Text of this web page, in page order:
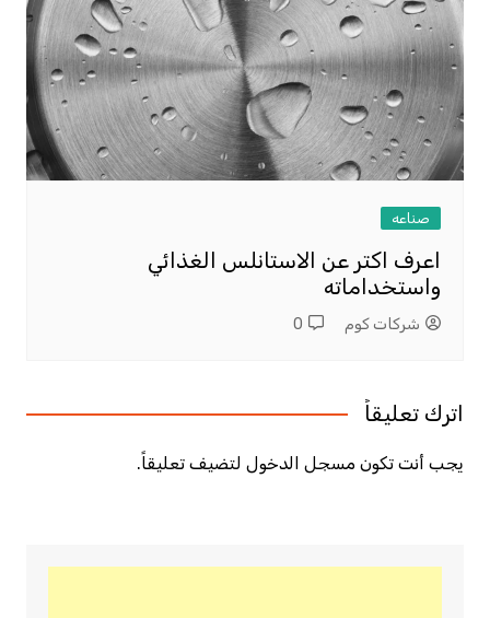
صناعه
اعرف اكتر عن الاستانلس الغذائي
واستخداماته
شركات كوم 0
اترك تعليقاً
يجب أنت تكون مسجل الدخوللتضيف تعليقاً.